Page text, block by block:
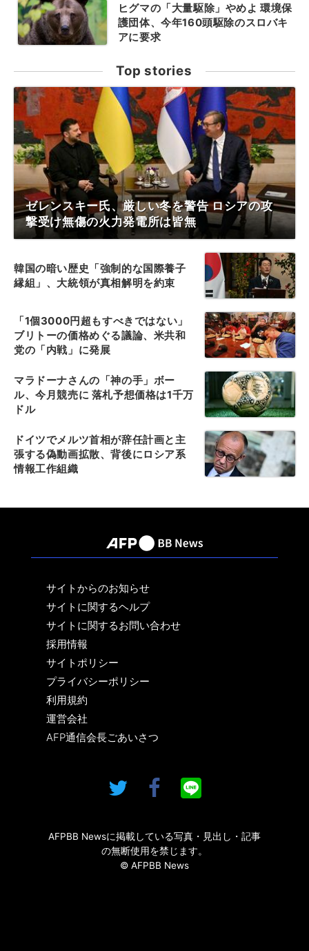
ヒグマの「大量駆除」やめよ 環境保
護団体、今年160頭駆除のスロバキ
アに要求
Top stories
ゼレンスキー氏、厳しい冬を警告 ロシアの攻
撃受け無傷の火力発電所は皆無
韓国の暗い歴史「強制的な国際養子
縁組」、大統領が真相解明を約束
「1個3000円超もすべきではない」
ブリトーの価格めぐる議論、米共和
党の「内戦」に発展
マラドーナさんの「神の手」ボー
ル、今月競売に 落札予想価格は1千万
ドル
ドイツでメルツ首相が辞任計画と主
張する偽動画拡散、背後にロシア系
情報工作組織
サイトからのお知らせ
サイトに関するヘルプ
サイトに関するお問い合わせ
採用情報
サイトポリシー
プライバシーポリシー
利用規約
運営会社
AFP通信会長ごあいさつ
AFPBB Newsに掲載している写真・見出し・記事
の無断使用を禁じます。
© AFPBB News